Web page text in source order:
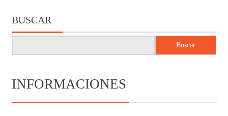
BUSCAR
Buscar
INFORMACIONES